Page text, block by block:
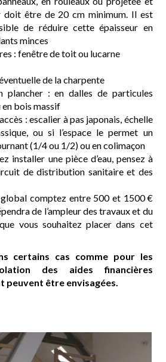
doit être de 20 cm minimum. Il est
de réduire cette épaisseur en
minces
: fenêtre de toit ou lucarne
de la charpente
plancher : en dalles de particules
bois massif
: escalier à pas japonais, échelle
ou si l’espace le permet un
(1/4 ou 1/2) ou en colimaçon
installer une pièce d’eau, pensez à
de distribution sanitaire et des
comptez entre 500 et 1500 €
de l’ampleur des travaux et du
vous souhaitez placer dans cet
certains cas comme pour les
des aides financières
peuvent être envisagées.